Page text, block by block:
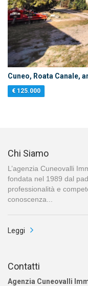
Cuneo, Roata Canale,
€ 125.000
Chi Siamo
L’agenzia Cuneovalli
fondata nel 1989 dal
professionalità e
conoscenza...
Leggi
Contatti
Agenzia Cuneovalli